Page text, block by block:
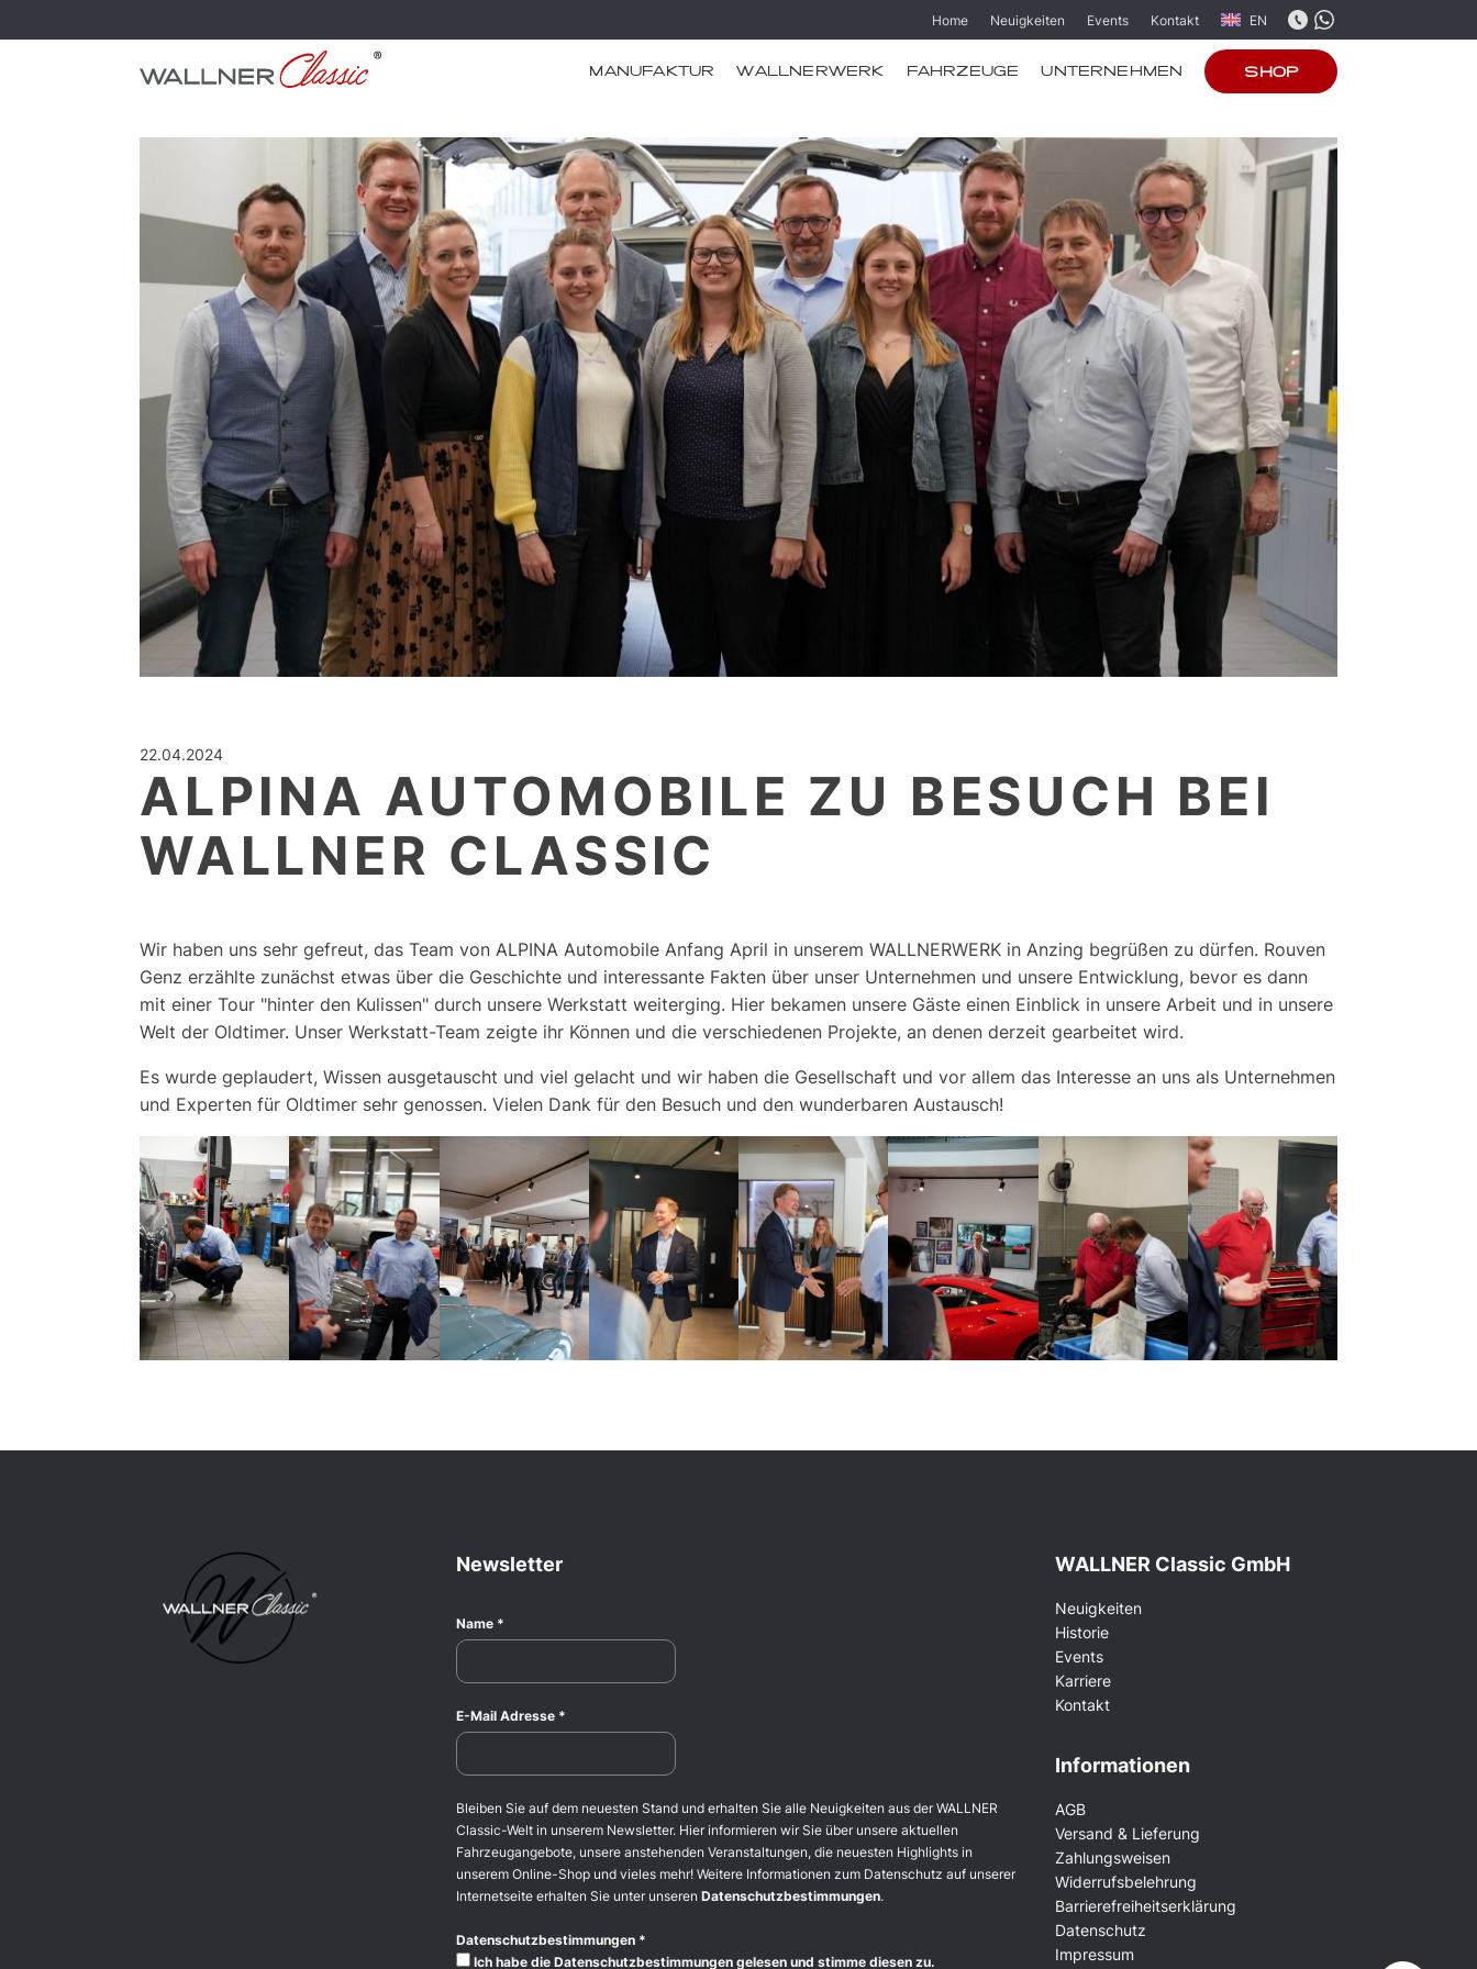
Home Neuigkeiten Events Kontakt EN
MANUFAKTUR WALLNERWERK FAHRZEUGE UNTERNEHMEN SHOP
22.04.2024
ALPINA AUTOMOBILE ZU BESUCH BEI
WALLNER CLASSIC
Wir haben uns sehr gefreut, das Team von ALPINA Automobile Anfang April in unserem WALLNERWERK in Anzing begrüßen zu dürfen. Rouven
Genz erzählte zunächst etwas über die Geschichte und interessante Fakten über unser Unternehmen und unsere Entwicklung, bevor es dann
mit einer Tour "hinter den Kulissen" durch unsere Werkstatt weiterging. Hier bekamen unsere Gäste einen Einblick in unsere Arbeit und in unsere
Welt der Oldtimer. Unser Werkstatt-Team zeigte ihr Können und die verschiedenen Projekte, an denen derzeit gearbeitet wird.
Es wurde geplaudert, Wissen ausgetauscht und viel gelacht und wir haben die Gesellschaft und vor allem das Interesse an uns als Unternehmen
und Experten für Oldtimer sehr genossen. Vielen Dank für den Besuch und den wunderbaren Austausch!
Newsletter
Name *
E-Mail Adresse *
Bleiben Sie auf dem neuesten Stand und erhalten Sie alle Neuigkeiten aus der WALLNER
Classic-Welt in unserem Newsletter. Hier informieren wir Sie über unsere aktuellen
Fahrzeugangebote, unsere anstehenden Veranstaltungen, die neuesten Highlights in
unserem Online-Shop und vieles mehr! Weitere Informationen zum Datenschutz auf unserer
Internetseite erhalten Sie unter unseren Datenschutzbestimmungen.
Datenschutzbestimmungen *
Ich habe die Datenschutzbestimmungen gelesen und stimme diesen zu.
WALLNER Classic GmbH
Neuigkeiten
Historie
Events
Karriere
Kontakt
Informationen
AGB
Versand & Lieferung
Zahlungsweisen
Widerrufsbelehrung
Barrierefreiheitserklärung
Datenschutz
Impressum